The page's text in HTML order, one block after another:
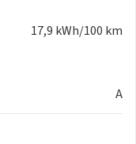
17,9 kWh/100 km
A